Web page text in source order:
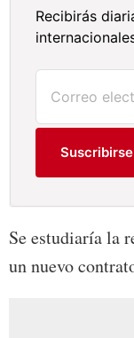
Recibirás
Suscribirse
Se estudiaría la
un nuevo